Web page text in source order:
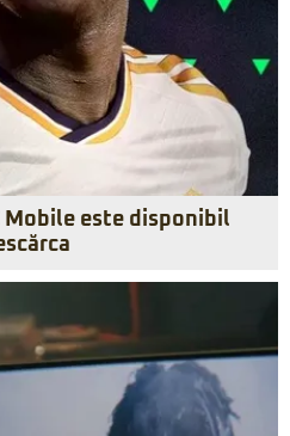
Mobile este disponibil